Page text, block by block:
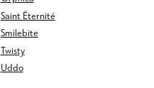
Saint Éternité
Smilebite
Twisty
Uddo